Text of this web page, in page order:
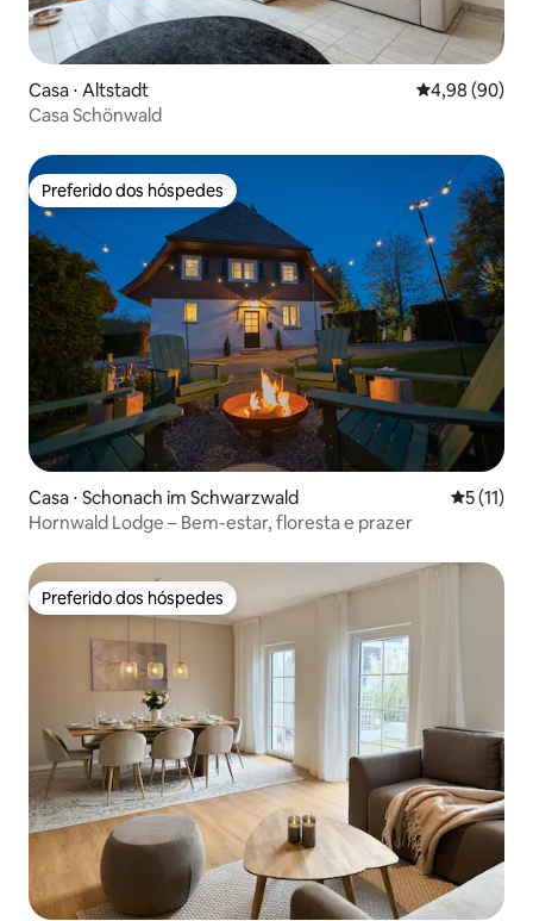
Casa ⋅ Altstadt 4,98 de uma
4,98 (90)
Casa Schönwald
Preferido dos hóspedes
Preferido dos hóspedes
Casa ⋅ Schonach im Schwarzwald 5 de uma
5 (11)
Hornwald Lodge – Bem-estar, floresta e prazer
Preferido dos hóspedes
Preferido dos hóspedes